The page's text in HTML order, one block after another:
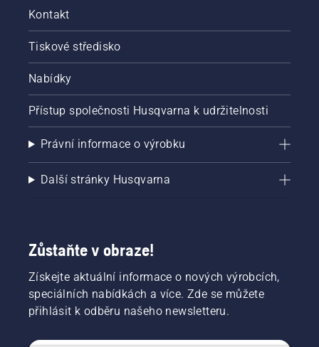
Kontakt
Tiskové středisko
Nabídky
Přístup společnosti Husqvarna k udržitelnosti
Právní informace o výrobku
Další stránky Husqvarna
Zůstaňte v obraze!
Získejte aktuální informace o nových výrobcích,
speciálních nabídkách a více. Zde se můžete
přihlásit k odběru našeho newsletteru.